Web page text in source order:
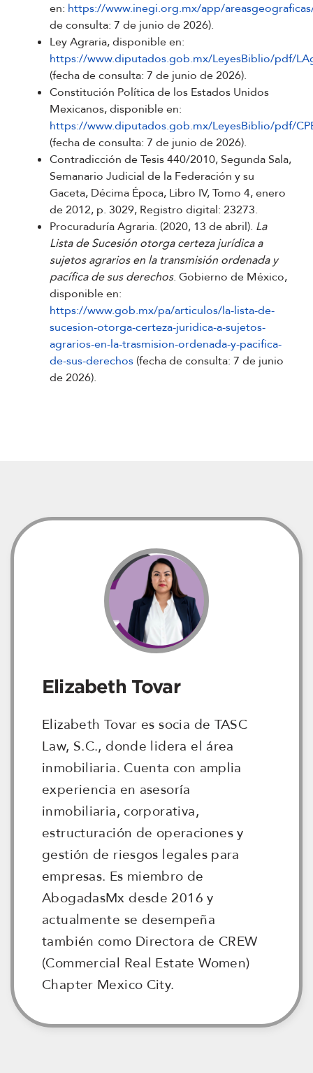
en: https://www.inegi.org.mx/app/
de consulta: 7 de junio de 2026).
Ley Agraria, disponible en:
https://www.diputados.gob.mx/LeyesBiblio/pdf/
(fecha de consulta: 7 de junio de 2026).
Constitución Política de los Estados Unidos
Mexicanos, disponible en:
https://www.diputados.gob.mx/LeyesBiblio/pdf/
(fecha de consulta: 7 de junio de 2026).
Contradicción de Tesis 440/2010, Segunda Sala,
Semanario Judicial de la Federación y su
Gaceta, Décima Época, Libro IV, Tomo 4, enero
de 2012, p. 3029, Registro digital: 23273.
Procuraduría Agraria. (2020, 13 de abril). La
Lista de Sucesión otorga certeza jurídica a
sujetos agrarios en la transmisión ordenada y
pacífica de sus derechos. Gobierno de México,
disponible en:
https://www.gob.mx/pa/articulos/la-lista-de-
sucesion-otorga-certeza-juridica-a-sujetos-
agrarios-en-la-trasmision-ordenada-y-pacifica-
de-sus-derechos (fecha de consulta: 7 de junio
de 2026).
Elizabeth Tovar
Elizabeth Tovar es socia de TASC
Law, S.C., donde lidera el área
inmobiliaria. Cuenta con amplia
experiencia en asesoría
inmobiliaria, corporativa,
estructuración de operaciones y
gestión de riesgos legales para
empresas. Es miembro de
AbogadasMx desde 2016 y
actualmente se desempeña
también como Directora de CREW
(Commercial Real Estate Women)
Chapter Mexico City.